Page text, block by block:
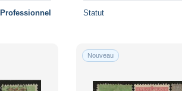
Professionnel Statut
Nouveau